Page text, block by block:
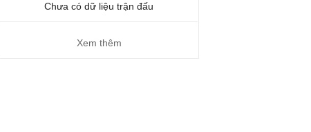
Chưa có dữ liệu trận đấu
Xem thêm